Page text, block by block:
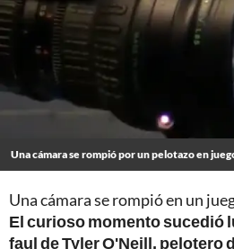
Una cámara se rompió por un pelotazo en
Una cámara se rompió en un
El curioso momento sucedió
faul de Tyler O'Neill, pelotero